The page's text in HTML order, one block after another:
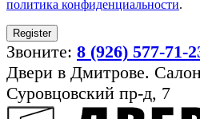
политика конфиденциальности.
Register
Звоните: 8 (926) 577-71-
Двери в Дмитрове.
Суровцовский пр-д, 7